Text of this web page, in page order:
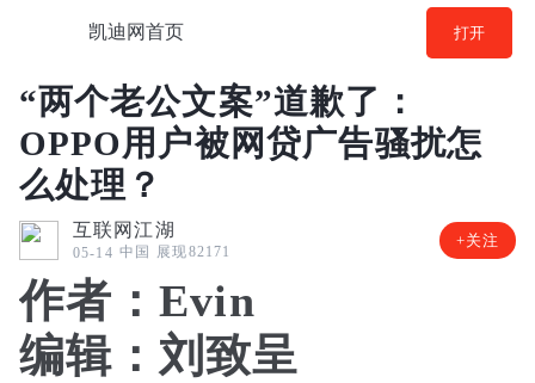
凯迪网首页 打开
“两个老公文案”道歉了：
OPPO用户被网贷广告骚扰怎
么处理？
互联网江湖
05-14 中国 展现82171
+关注
作者：Evin
编辑：刘致呈